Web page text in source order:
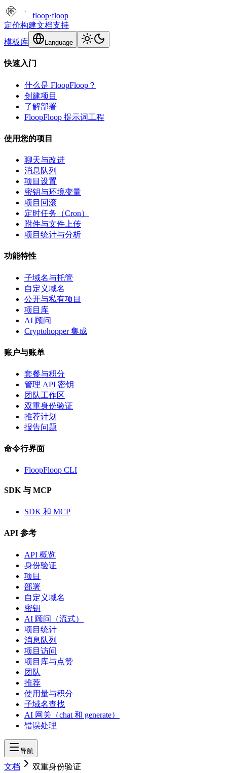
floop·floop
定价构建文档支持
模板库
Language
快速入门
什么是 FloopFloop？
创建项目
了解部署
FloopFloop 提示词工程
使用您的项目
聊天与改进
消息队列
项目设置
密钥与环境变量
项目回滚
定时任务（Cron）
附件与文件上传
项目统计与分析
功能特性
子域名与托管
自定义域名
公开与私有项目
项目库
AI 顾问
Cryptohopper 集成
账户与账单
套餐与积分
管理 API 密钥
团队工作区
双重身份验证
推荐计划
报告问题
命令行界面
FloopFloop CLI
SDK 与 MCP
SDK 和 MCP
API 参考
API 概览
身份验证
项目
部署
自定义域名
密钥
AI 顾问（流式）
项目统计
消息队列
项目访问
项目库与点赞
团队
推荐
使用量与积分
子域名查找
AI 网关（chat 和 generate）
错误处理
导航
文档 双重身份验证